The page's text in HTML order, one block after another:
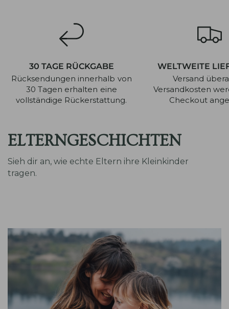
30 TAGE RÜCKGABE
Rücksendungen innerhalb von
30 Tagen erhalten eine
vollständige Rückerstattung.
WELTWEITE
Versand
Versandkosten
Checkout
ELTERNGESCHICHTEN
Sieh dir an, wie echte Eltern ihre Kleinkinder
tragen.